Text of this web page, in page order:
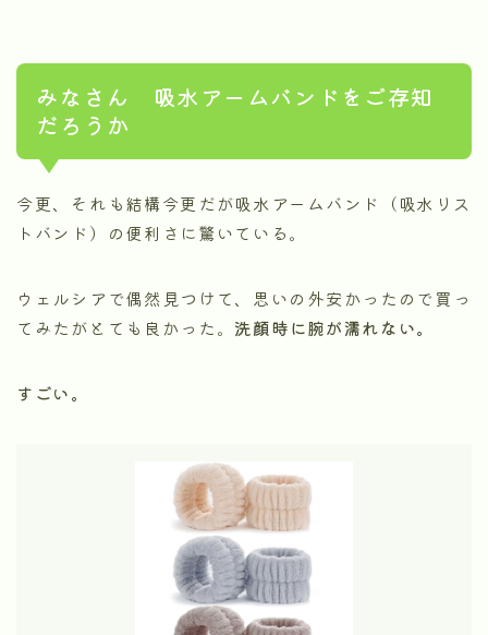
みなさん 吸水アームバンドをご存知
だろうか
今更、それも結構今更だが吸水アームバンド（吸水リス
トバンド）の便利さに驚いている。
ウェルシアで偶然見つけて、思いの外安かったので買っ
てみたがとても良かった。 洗顔時に腕が濡れない。
すごい。